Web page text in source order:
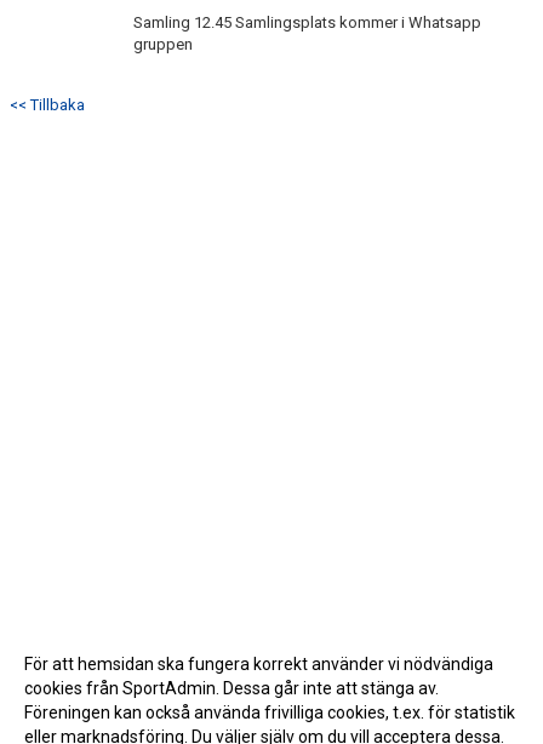
Samling 12.45 Samlingsplats kommer i Whatsapp
gruppen
<< Tillbaka
För att hemsidan ska fungera korrekt använder vi nödvändiga
cookies från SportAdmin. Dessa går inte att stänga av.
Föreningen kan också använda frivilliga cookies, t.ex. för statistik
eller marknadsföring. Du väljer själv om du vill acceptera dessa.